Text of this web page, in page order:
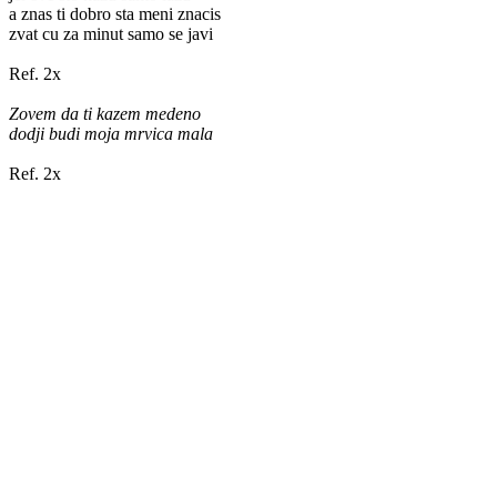
a znas ti dobro sta meni znacis
zvat cu za minut samo se javi
Ref. 2x
Zovem da ti kazem medeno
dodji budi moja mrvica mala
Ref. 2x